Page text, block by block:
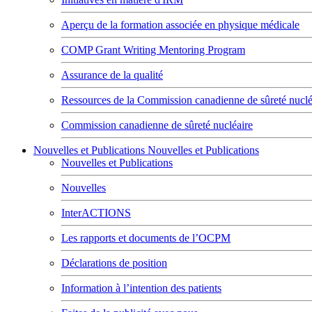
Aperçu de la formation associée en physique médicale
COMP Grant Writing Mentoring Program
Assurance de la qualité
Ressources de la Commission canadienne de sûreté
Commission canadienne de sûreté nucléaire
Nouvelles et Publications Nouvelles et Publications
Nouvelles et Publications
Nouvelles
InterACTIONS
Les rapports et documents de l’OCPM
Déclarations de position
Information à l’intention des patients